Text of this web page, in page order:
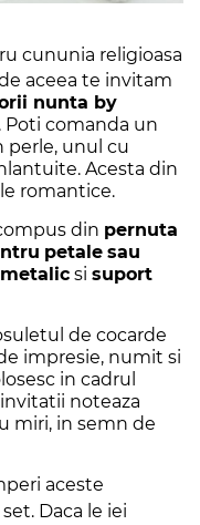
cununia religioasa
aceea te invitam
nunta by
comanda un
perle, unul cu
Acesta din
romantice.
din pernuta
petale sau
si suport
de cocarde
impresie, numit si
in cadrul
noteaza
miri, in semn de
aceste
set. Daca le iei